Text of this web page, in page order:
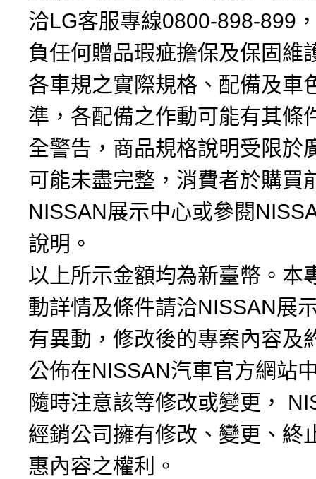
洽LG客服專線0800-898-899
負任何贈品瑕疵擔保及保固維
各車規之實際規格、配備及車
準，各配備之作動可能有其條
全警告，商品規格說明受限於
可能未盡完整，消費者於購買
NISSAN展示中心或參閱
說明。
以上所示金額均為新臺幣。本
動詳情及條件請洽NISSAN展
有異動，修改後的專案內容及
公佈在NISSAN汽車官方網站
隨時注意該等修改或變更，
經銷公司擁有修改、變更、終
惠內容之權利。